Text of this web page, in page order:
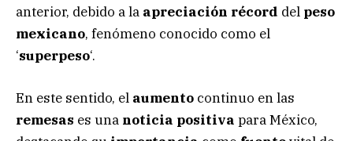
anterior, debido a la apreciación récord del peso
mexicano, fenómeno conocido como el
‘superpeso‘.
En este sentido, el aumento continuo en las
remesas es una noticia positiva para México,